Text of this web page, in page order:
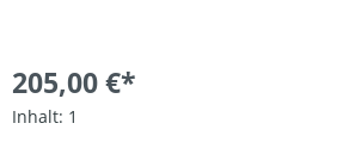
205,00 €*
Inhalt: 1